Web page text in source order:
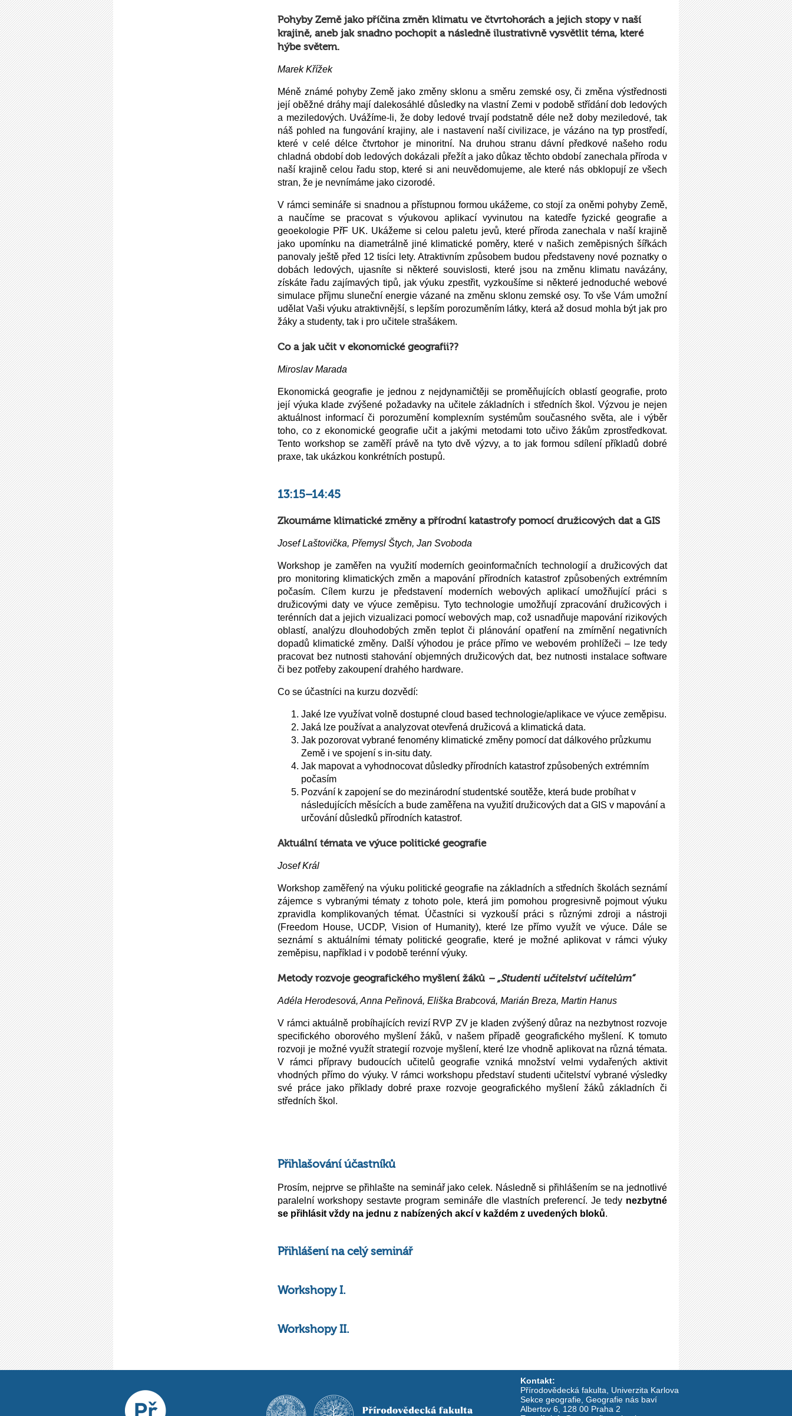
Pohyby Země jako příčina změn klimatu ve čtvrtohorách a jejich stopy v naší
krajině, aneb jak snadno pochopit a následně ilustrativně vysvětlit téma, které
hýbe světem.
Marek Křížek
Méně známé pohyby Země jako změny sklonu a směru zemské osy, či změna výstřednosti
její oběžné dráhy mají dalekosáhlé důsledky na vlastní Zemi v podobě střídání dob ledových
a meziledových. Uvážíme-li, že doby ledové trvají podstatně déle než doby meziledové, tak
náš pohled na fungování krajiny, ale i nastavení naší civilizace, je vázáno na typ prostředí,
které v celé délce čtvrtohor je minoritní. Na druhou stranu dávní předkové našeho rodu
chladná období dob ledových dokázali přežít a jako důkaz těchto období zanechala příroda v
naší krajině celou řadu stop, které si ani neuvědomujeme, ale které nás obklopují ze všech
stran, že je nevnímáme jako cizorodé.
V rámci semináře si snadnou a přístupnou formou ukážeme, co stojí za oněmi pohyby Země,
a naučíme se pracovat s výukovou aplikací vyvinutou na katedře fyzické geografie a
geoekologie PřF UK. Ukážeme si celou paletu jevů, které příroda zanechala v naší krajině
jako upomínku na diametrálně jiné klimatické poměry, které v našich zeměpisných šířkách
panovaly ještě před 12 tisíci lety. Atraktivním způsobem budou představeny nové poznatky o
dobách ledových, ujasníte si některé souvislosti, které jsou na změnu klimatu navázány,
získáte řadu zajímavých tipů, jak výuku zpestřit, vyzkoušíme si některé jednoduché webové
simulace příjmu sluneční energie vázané na změnu sklonu zemské osy. To vše Vám umožní
udělat Vaši výuku atraktivnější, s lepším porozuměním látky, která až dosud mohla být jak pro
žáky a studenty, tak i pro učitele strašákem.
Co a jak učit v ekonomické geografii??
Miroslav Marada
Ekonomická geografie je jednou z nejdynamičtěji se proměňujících oblastí geografie, proto
její výuka klade zvýšené požadavky na učitele základních i středních škol. Výzvou je nejen
aktuálnost informací či porozumění komplexním systémům současného světa, ale i výběr
toho, co z ekonomické geografie učit a jakými metodami toto učivo žákům zprostředkovat.
Tento workshop se zaměří právě na tyto dvě výzvy, a to jak formou sdílení příkladů dobré
praxe, tak ukázkou konkrétních postupů.
13:15–14:45
Zkoumáme klimatické změny a přírodní katastrofy pomocí družicových dat a GIS
Josef Laštovička, Přemysl Štych, Jan Svoboda
Workshop je zaměřen na využití moderních geoinformačních technologií a družicových dat
pro monitoring klimatických změn a mapování přírodních katastrof způsobených extrémním
počasím. Cílem kurzu je představení moderních webových aplikací umožňující práci s
družicovými daty ve výuce zeměpisu. Tyto technologie umožňují zpracování družicových i
terénních dat a jejich vizualizaci pomocí webových map, což usnadňuje mapování rizikových
oblastí, analýzu dlouhodobých změn teplot či plánování opatření na zmírnění negativních
dopadů klimatické změny. Další výhodou je práce přímo ve webovém prohlížeči – lze tedy
pracovat bez nutnosti stahování objemných družicových dat, bez nutnosti instalace software
či bez potřeby zakoupení drahého hardware.
Co se účastníci na kurzu dozvědí:
Jaké lze využívat volně dostupné cloud based technologie/aplikace ve výuce zeměpisu.
Jaká lze používat a analyzovat otevřená družicová a klimatická data.
Jak pozorovat vybrané fenomény klimatické změny pomocí dat dálkového průzkumu
Země i ve spojení s in-situ daty.
Jak mapovat a vyhodnocovat důsledky přírodních katastrof způsobených extrémním
počasím
Pozvání k zapojení se do mezinárodní studentské soutěže, která bude probíhat v
následujících měsících a bude zaměřena na využití družicových dat a GIS v mapování a
určování důsledků přírodních katastrof.
Aktuální témata ve výuce politické geografie
Josef Král
Workshop zaměřený na výuku politické geografie na základních a středních školách seznámí
zájemce s vybranými tématy z tohoto pole, která jim pomohou progresivně pojmout výuku
zpravidla komplikovaných témat. Účastníci si vyzkouší práci s různými zdroji a nástroji
(Freedom House, UCDP, Vision of Humanity), které lze přímo využít ve výuce. Dále se
seznámí s aktuálními tématy politické geografie, které je možné aplikovat v rámci výuky
zeměpisu, například i v podobě terénní výuky.
Metody rozvoje geografického myšlení žáků – „Studenti učitelství učitelům“
Adéla Herodesová, Anna Peřinová, Eliška Brabcová, Marián Breza, Martin Hanus
V rámci aktuálně probíhajících revizí RVP ZV je kladen zvýšený důraz na nezbytnost rozvoje
specifického oborového myšlení žáků, v našem případě geografického myšlení. K tomuto
rozvoji je možné využít strategií rozvoje myšlení, které lze vhodně aplikovat na různá témata.
V rámci přípravy budoucích učitelů geografie vzniká množství velmi vydařených aktivit
vhodných přímo do výuky. V rámci workshopu představí studenti učitelství vybrané výsledky
své práce jako příklady dobré praxe rozvoje geografického myšlení žáků základních či
středních škol.
Přihlašování účastníků
Prosím, nejprve se přihlašte na seminář jako celek. Následně si přihlášením se na jednotlivé
paralelní workshopy sestavte program semináře dle vlastních preferencí. Je tedynezbytné
se přihlásit vždy na jednu z nabízených akcí v každém z uvedených bloků.
Přihlášení na celý seminář
Workshopy I.
Workshopy II.
Kontakt:
Přírodovědecká fakulta, Univerzita Karlova
Sekce geografie, Geografie nás baví
Albertov 6, 128 00 Praha 2